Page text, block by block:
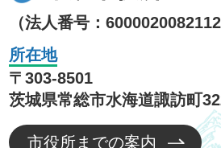
（法人番号：6000020082112
所在地
〒303-8501
茨城県常総市水海道諏訪町
市役所までの案内